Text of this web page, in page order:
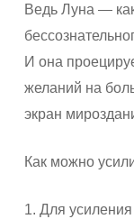
Ведь Луна —
И она
желаний на
экран
Как можно
1. Для